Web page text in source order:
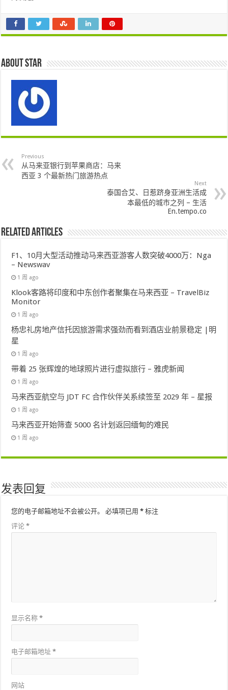
About star
Previous
从马来亚银行到苹果商店：马来
西亚 3 个最新热门旅游热点
Next
泰国合艾、日惹跻身亚洲生活成
本最低的城市之列 – 生活
En.tempo.co
Related Articles
F1、10月大型活动推动马来西亚游客人数突破4000万：Nga
– Newswav
1 周 ago
Klook客路将印度和中东创作者聚集在马来西亚 – TravelBiz
Monitor
1 周 ago
杨忠礼房地产信托因旅游需求强劲而看到酒店业前景稳定 |明
星
1 周 ago
带着 25 张辉煌的地球照片进行虚拟旅行 – 雅虎新闻
1 周 ago
马来西亚航空与 JDT FC 合作伙伴关系续签至 2029 年 – 星报
1 周 ago
马来西亚开始筛查 5000 名计划返回缅甸的难民
1 周 ago
发表回复
您的电子邮箱地址不会被公开。 必填项已用* 标注
评论*
显示名称*
电子邮箱地址*
网站